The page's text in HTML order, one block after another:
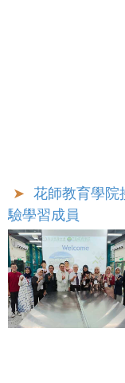
花師教育學院
驗學習成員